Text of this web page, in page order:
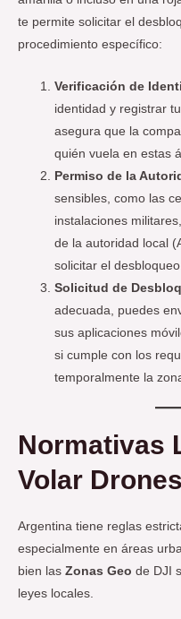
te permite solicitar el
procedimiento específico:
Verificación de
identidad y registrar
asegura que la
quién vuela en estas
Permiso de la
sensibles, como las
instalaciones
de la autoridad local
solicitar el desbloqueo.
Solicitud de
adecuada, puedes
sus aplicaciones
si cumple con los
temporalmente la
Normativas
Volar
Argentina tiene reglas
especialmente en áreas
bien las Zonas Geo de DJI
leyes locales.